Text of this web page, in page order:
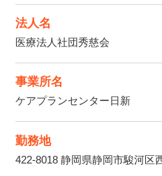
法人名
医療法人社団秀慈会
事業所名
ケアプランセンター日新
勤務地
422-8018 静岡県静岡市駿河区